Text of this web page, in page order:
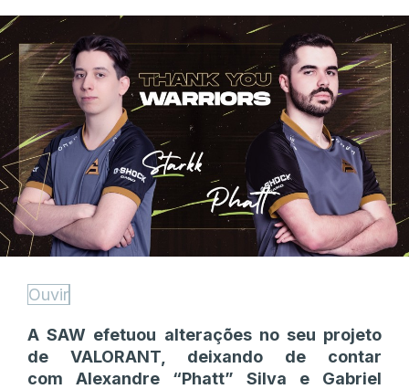
Ouvir
A SAW efetuou alterações no seu projeto
de VALORANT, deixando de contar
com Alexandre “Phatt” Silva e Gabriel